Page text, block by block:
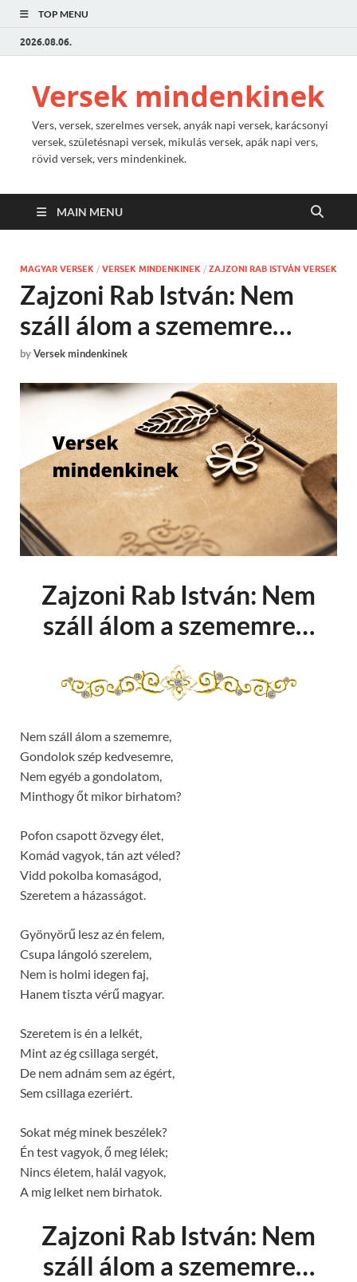
TOP MENU
2026.08.06.
Versek mindenkinek
Vers, versek, szerelmes versek, anyák napi versek, karácsonyi
versek, születésnapi versek, mikulás versek, apák napi vers,
rövid versek, vers mindenkinek.
MAIN MENU
MAGYAR VERSEK / VERSEK MINDENKINEK / ZAJZONI RAB ISTVÁN VERSEK
Zajzoni Rab István: Nem
száll álom a szememre…
byVersek mindenkinek
Zajzoni Rab István: Nem
száll álom a szememre…
Nem száll álom a szememre,
Gondolok szép kedvesemre,
Nem egyéb a gondolatom,
Minthogy őt mikor birhatom?
Pofon csapott özvegy élet,
Komád vagyok, tán azt véled?
Vidd pokolba komaságod,
Szeretem a házasságot.
Gyönyörű lesz az én felem,
Csupa lángoló szerelem,
Nem is holmi idegen faj,
Hanem tiszta vérű magyar.
Szeretem is én a lelkét,
Mint az ég csillaga sergét,
De nem adnám sem az égért,
Sem csillaga ezeriért.
Sokat még minek beszélek?
Én test vagyok, ő meg lélek;
Nincs életem, halál vagyok,
A mig lelket nem birhatok.
Zajzoni Rab István: Nem
száll álom a szememre…